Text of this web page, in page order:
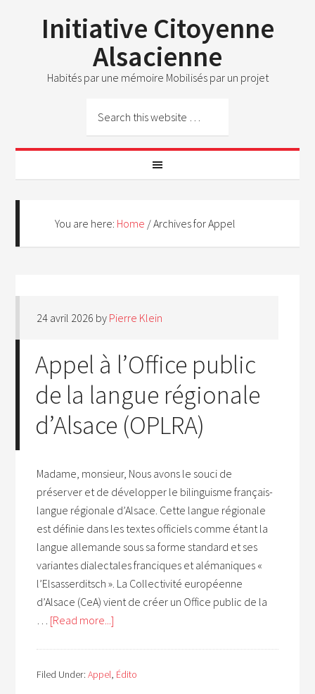
Initiative Citoyenne
Alsacienne
Habités par une mémoire Mobilisés par un projet
You are here: Home /Archives for Appel
24 avril 2026 by Pierre Klein
Appel à l’Office public
de la langue régionale
d’Alsace (OPLRA)
Madame, monsieur, Nous avons le souci de
préserver et de développer le bilinguisme français-
langue régionale d’Alsace. Cette langue régionale
est définie dans les textes officiels comme étant la
langue allemande sous sa forme standard et ses
variantes dialectales franciques et alémaniques «
l’Elsasserditsch ». La Collectivité européenne
d’Alsace (CeA) vient de créer un Office public de la
… [Read more...]
Filed Under:Appel, Édito